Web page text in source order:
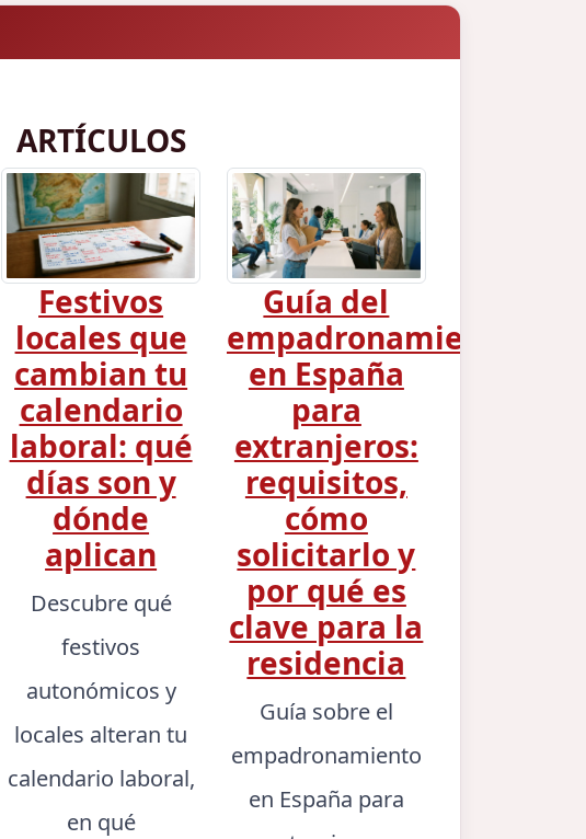
ARTÍCULOS
Festivos
locales que
cambian tu
calendario
laboral: qué
días son y
dónde
aplican
Descubre qué
festivos
autonómicos y
locales alteran tu
calendario laboral,
en qué
Guía del
empadronamiento
en España
para
extranjeros:
requisitos,
cómo
solicitarlo y
por qué es
clave para la
residencia
Guía sobre el
empadronamiento
en España para